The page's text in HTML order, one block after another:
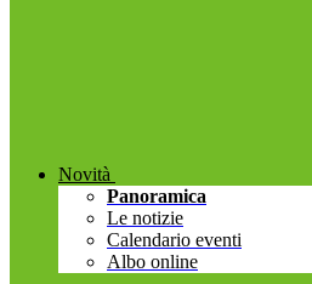
Novità
Panoramica
Le notizie
Calendario eventi
Albo online